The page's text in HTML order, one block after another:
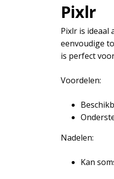
Pixlr
Pixlr is ideaal
eenvoudige
is perfect
Voordelen:
Nadelen:
Kan